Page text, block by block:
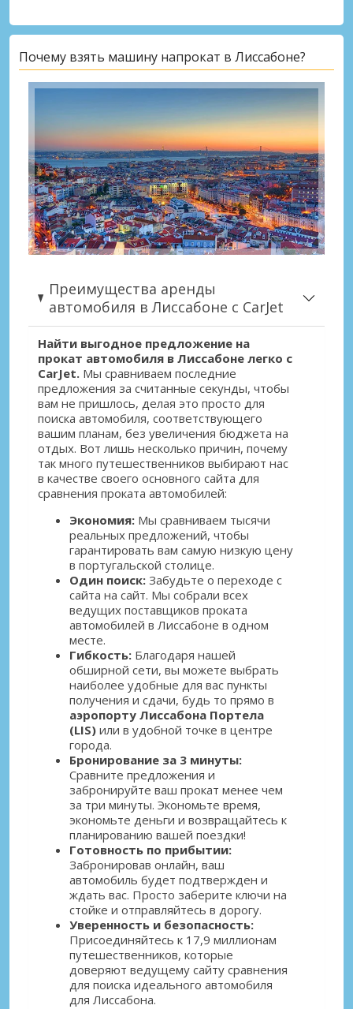
Почему взять машину напрокат в Лиссабоне?
Преимущества аренды
автомобиля в Лиссабоне с CarJet
Найти выгодное предложение на
прокат автомобиля в Лиссабоне легко с
CarJet. Мы сравниваем последние
предложения за считанные секунды, чтобы
вам не пришлось, делая это просто для
поиска автомобиля, соответствующего
вашим планам, без увеличения бюджета на
отдых. Вот лишь несколько причин, почему
так много путешественников выбирают нас
в качестве своего основного сайта для
сравнения проката автомобилей:
Экономия: Мы сравниваем тысячи
реальных предложений, чтобы
гарантировать вам самую низкую цену
в португальской столице.
Один поиск: Забудьте о переходе с
сайта на сайт. Мы собрали всех
ведущих поставщиков проката
автомобилей в Лиссабоне в одном
месте.
Гибкость: Благодаря нашей
обширной сети, вы можете выбрать
наиболее удобные для вас пункты
получения и сдачи, будь то прямо в
аэропорту Лиссабона Портела
(LIS) или в удобной точке в центре
города.
Бронирование за 3 минуты:
Сравните предложения и
забронируйте ваш прокат менее чем
за три минуты. Экономьте время,
экономьте деньги и возвращайтесь к
планированию вашей поездки!
Готовность по прибытии:
Забронировав онлайн, ваш
автомобиль будет подтвержден и
ждать вас. Просто заберите ключи на
стойке и отправляйтесь в дорогу.
Уверенность и безопасность:
Присоединяйтесь к 17,9 миллионам
путешественников, которые
доверяют ведущему сайту сравнения
для поиска идеального автомобиля
для Лиссабона.